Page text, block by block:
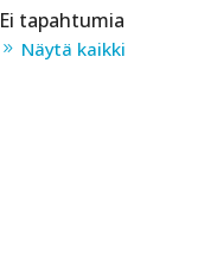
Ei tapahtumia
Näytä kaikki